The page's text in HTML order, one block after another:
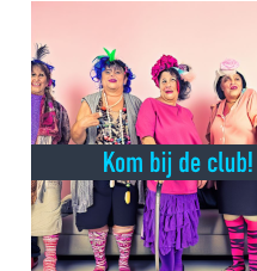
next room thought I was
voor het slapengaan) Mijn
matras lig je harder dan in
Ge zet
Like blueberry syrup. Lily
gaat hier nu eens ALTIJD over
spreken is zilver,
een dag niet gelachen is een